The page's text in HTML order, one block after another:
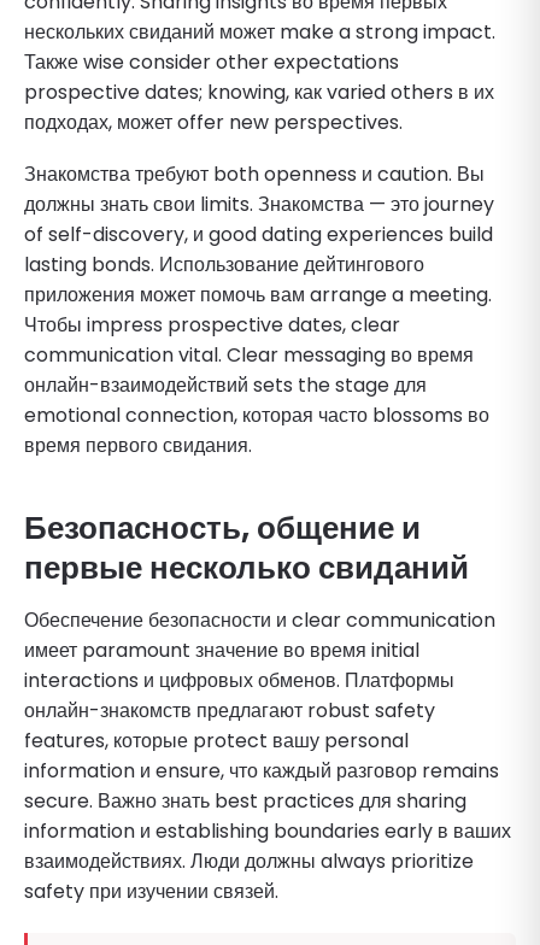
нескольких свиданий может make a strong impact.
Также wise consider other expectations
prospective dates; knowing, как varied others в их
подходах, может offer new perspectives.
Знакомства требуют both openness и caution. Вы
должны знать свои limits. Знакомства — это journey
of self-discovery, и good dating experiences build
lasting bonds. Использование дейтингового
приложения может помочь вам arrange a meeting.
Чтобы impress prospective dates, clear
communication vital. Clear messaging во время
онлайн-взаимодействий sets the stage для
emotional connection, которая часто blossoms во
время первого свидания.
Безопасность, общение и
первые несколько свиданий
Обеспечение безопасности и clear communication
имеет paramount значение во время initial
interactions и цифровых обменов. Платформы
онлайн-знакомств предлагают robust safety
features, которые protect вашу personal
information и ensure, что каждый разговор remains
secure. Важно знать best practices для sharing
information и establishing boundaries early в ваших
взаимодействиях. Люди должны always prioritize
safety при изучении связей.